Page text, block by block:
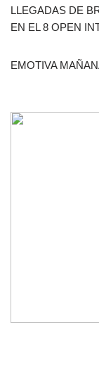
LLEGADAS DE
EN EL 8 OPEN
EMOTIVA